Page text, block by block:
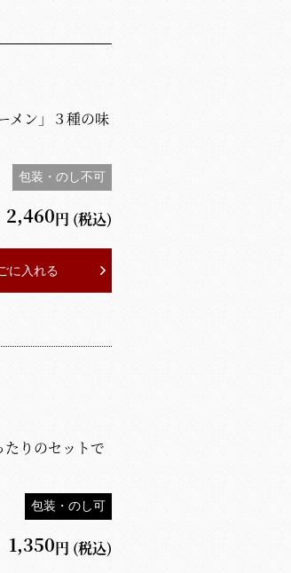
メン」３種の味
包装・のし不可
2,460円 (税込)
に入れる
りのセットで
包装・のし可
1,350円 (税込)